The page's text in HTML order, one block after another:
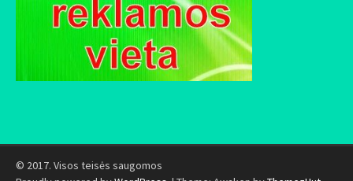
© 2017. Visos teisės saugomos